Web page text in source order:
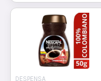
DESPENSA